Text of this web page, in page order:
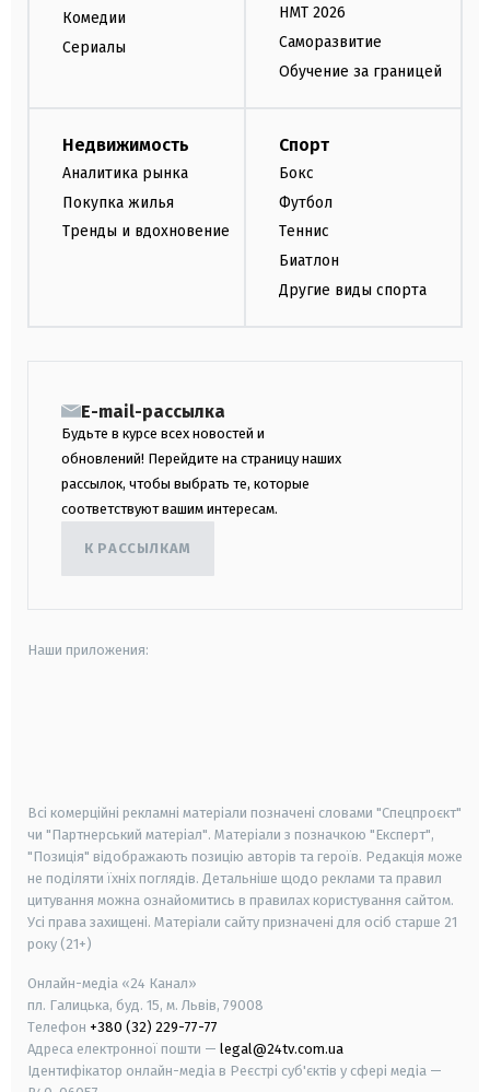
Комедии
Сериалы
НМТ 2026
Саморазвитие
Обучение за границей
Недвижимость
Аналитика рынка
Покупка жилья
Тренды и вдохновение
Спорт
Бокс
Футбол
Теннис
Биатлон
Другие виды спорта
E-mail-рассылка
Будьте в курсе всех новостей и
обновлений! Перейдите на страницу наших
рассылок, чтобы выбрать те, которые
соответствуют вашим интересам.
К РАССЫЛКАМ
Наши приложения:
Всі комерційні рекламні матеріали позначені словами "Спецпроєкт"
чи "Партнерський матеріал". Матеріали з позначкою "Експерт",
"Позиція" відображають позицію авторів та героїв. Редакція може
не поділяти їхніх поглядів. Детальніше щодо реклами та правил
цитування можна ознайомитись в правилах користування сайтом.
Усі права захищені. Матеріали сайту призначені для осіб старше 21
року (21+)
Онлайн-медіа «24 Канал»
пл. Галицька, буд. 15, м. Львів, 79008
Телефон +380 (32) 229-77-77
Адреса електронної пошти — legal@24tv.com.ua
Ідентифікатор онлайн-медіа в Реєстрі суб'єктів у сфері медіа —